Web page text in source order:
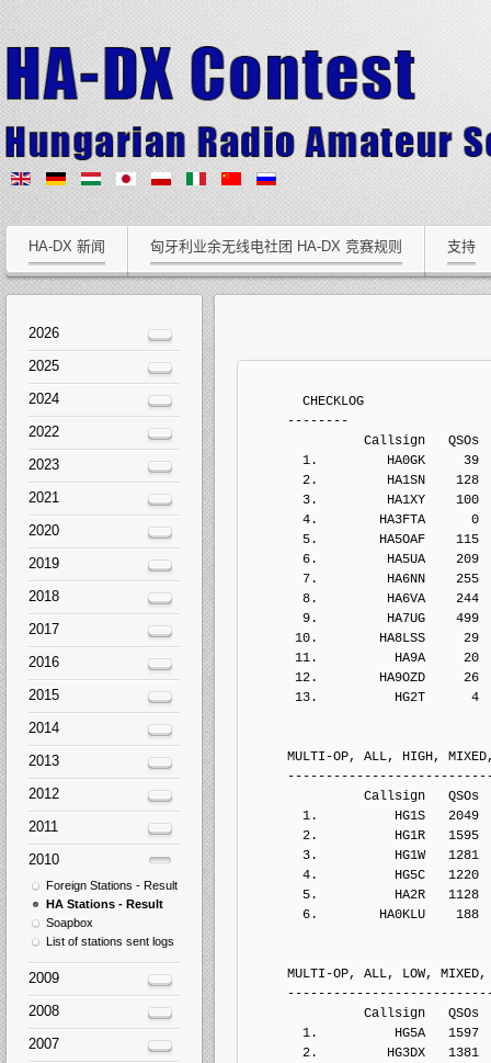
HA-DX 新闻 匈牙利业余无线电社团 HA-DX 竞赛规则 支持
CHECKLOG
--------
Callsign   QSOs  Points
1.         HA0GK     39
2.         HA1SN    128
3.         HA1XY    100
4.        HA3FTA      0
5.        HA5OAF    115
6.         HA5UA    209
7.         HA6NN    255
8.         HA6VA    244
9.         HA7UG    499
10.        HA8LSS     29
11.          HA9A     20
12.        HA9OZD     26
13.          HG2T      4
MULTI-OP, ALL, HIGH, MIXED,
Callsign   QSOs  Points
1.          HG1S   2049
2.          HG1R   1595
3.          HG1W   1281
4.          HG5C   1220
5.          HA2R   1128
6.        HA0KLU    188
MULTI-OP, ALL, LOW, MIXED,
Callsign   QSOs  Points
1.          HG5A   1597
2.         HG3DX   1381
2026
2025
2024
2022
2023
2021
2020
2019
2018
2017
2016
2015
2014
2013
2012
2011
2010
Foreign Stations - Result
HA Stations - Result
Soapbox
List of stations sent logs
2009
2008
2007